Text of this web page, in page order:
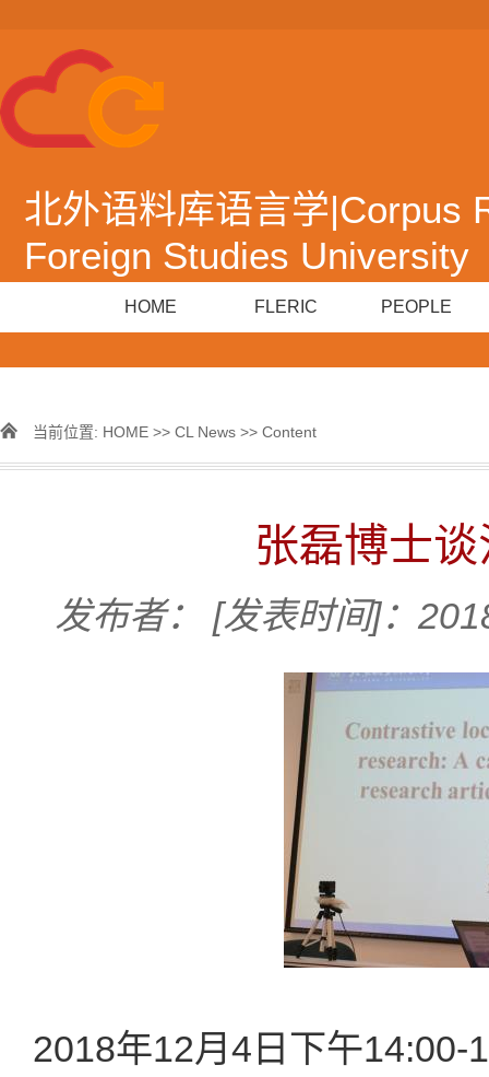
北外语料库语言学|Corpus
Foreign Studies University
HOME FLERIC PEOPLE
当前位置: HOME >> CL News >> Content
张磊博士
发布者： [发表时间]：
2018年12月4日下午14:00-